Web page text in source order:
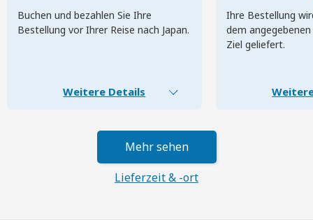
Buchen und bezahlen Sie Ihre
Bestellung vor Ihrer Reise nach Japan.
Weitere Details
Ihre Bestellung
dem
Ziel geliefert.
Mehr sehen
Lieferzeit & -ort